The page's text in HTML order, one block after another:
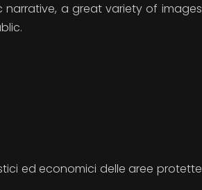
a great variety of images
ed economici delle aree protette